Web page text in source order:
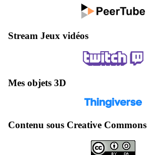
Stream Jeux vidéos
Mes objets 3D
Contenu sous Creative Commons